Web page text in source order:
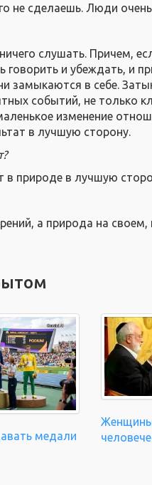
не сделаешь. Люди
слушать. Причем,
говорить и убеждать, и
замыкаются в себе.
событий, не только
изменение
в лучшую сторону.
в природе в лучшую
а природа на
медали